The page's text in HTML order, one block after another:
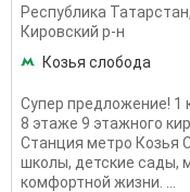
Республика Татарстан,
Кировский р-н
Козья слобода
Супер предложение! 1
8 этаже 9 этажного
Станция метро Козья
школы, детские сады,
комфортной жизни. ...